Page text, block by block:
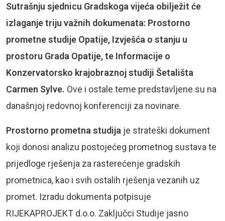
Sutrašnju sjednicu Gradskoga vijeća obilježit će
izlaganje triju važnih dokumenata: Prostorno
prometne studije Opatije, Izvješća o stanju u
prostoru Grada Opatije, te Informacije o
Konzervatorsko krajobraznoj studiji Šetališta
Carmen Sylve. Ove i ostale teme predstavljene su na
današnjoj redovnoj konferenciji za novinare.
Prostorno prometna studija je strateški dokument
koji donosi analizu postojećeg prometnog sustava te
prijedloge rješenja za rasterećenje gradskih
prometnica, kao i svih ostalih rješenja vezanih uz
promet. Izradu dokumenta potpisuje
RIJEKAPROJEKT d.o.o. Zaključci Studije jasno